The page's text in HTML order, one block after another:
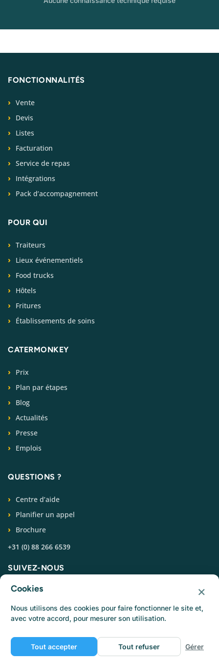
FONCTIONNALITÉS
Vente
Devis
Listes
Facturation
Service de repas
Intégrations
Pack d’accompagnement
POUR QUI
Traiteurs
Lieux événementiels
Food trucks
Hôtels
Fritures
Établissements de soins
CATERMONKEY
Prix
Plan par étapes
Blog
Actualités
Presse
Emplois
QUESTIONS ?
Centre d’aide
Planifier un appel
Brochure
+31 (0) 88 266 6539
SUIVEZ-NOUS
© Catermonkey
Politique de confidentialité
Politique cookies
Conditions d’utilisation
Cookies ×
Nous utilisons des cookies pour faire fonctionner le site et,
avec votre accord, pour mesurer son utilisation.
Tout accepter Tout refuser Gérer